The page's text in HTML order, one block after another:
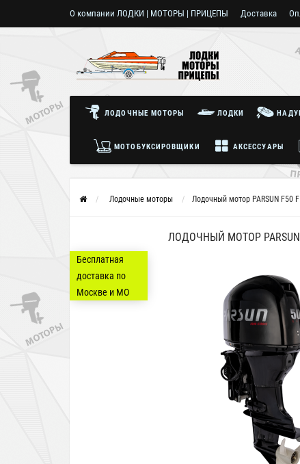
О компании ЛОДКИ | МОТОРЫ | ПРИЦЕПЫ Доставка
ЛОДОЧНЫЕ МОТОРЫ ЛОДКИ
МОТОБУКСИРОВЩИКИ АКСЕССУАРЫ
Лодочные моторы Лодочный мотор PARSUN F50
ЛОДОЧНЫЙ МОТОР PARSUN
Бесплатная
доставка по
Москве и МО